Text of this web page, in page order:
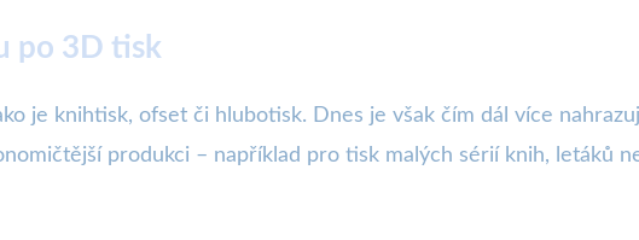
po 3D tisk
je knihtisk, ofset či hlubotisk. Dnes je však čím dál více
produkci – například pro tisk malých sérií knih, letáků